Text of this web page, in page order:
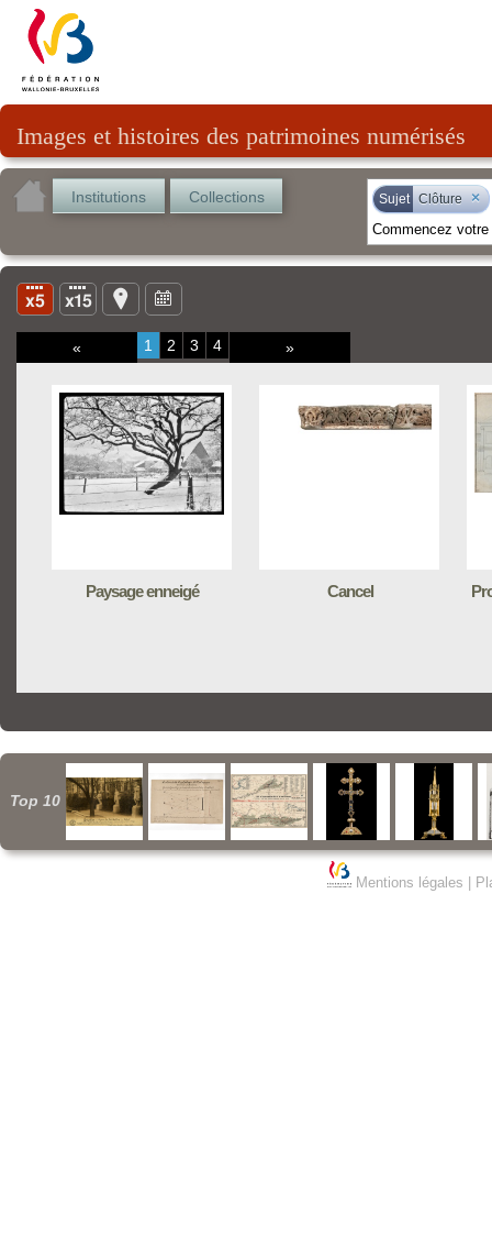
Images et histoires des patrimoines numérisés
Institutions Collections Sujet Clôture ×
« 1 2 3 4 »
Paysage enneigé Cancel
Top 10
Mentions légales